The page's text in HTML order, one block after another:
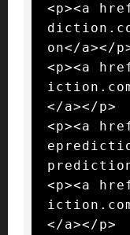
<p><a
on</a></
<p><a
</a></p>
<p><a
<p><a
</a></p>